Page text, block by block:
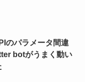
のパラメータ間違
botがうまく動い